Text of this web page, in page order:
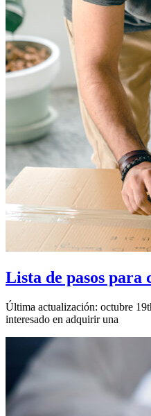
Lista de pasos
Última actualización: octubre
interesado en adquirir una